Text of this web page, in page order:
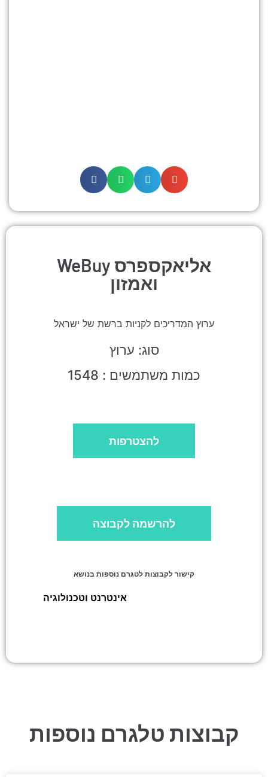
WeBuy אליאקספרס
ואמזון
ערוץ המדריכים לקניות ברשת של ישראל
סוג: ערוץ
כמות משתמשים : 1548
להצטרפות
להרשמה לקבוצה
קישור לקבוצות לטגרם נוספות בנושא
אינטרנט וטכנולוגיה»
קבוצות טלגרם נוספות